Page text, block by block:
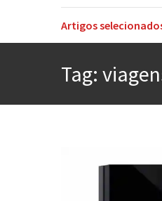
Artigos
Tag: